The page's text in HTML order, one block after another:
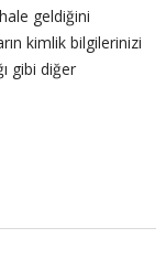
geldiğini
kimlik bilgilerinizi
gibi diğer